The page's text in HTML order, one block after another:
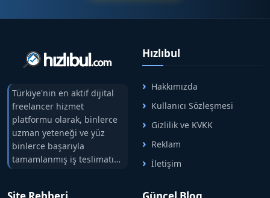
Türkiye'nin en aktif dijital
freelancer hizmet
platformu olarak, binlerce
uzman yeteneği ve yüz
binlerce başarıyla
tamamlanmış iş teslimatını
tek çatıda buluşturuyoruz.
Hızlıbul
Hakkımızda
Kullanıcı Sözleşmesi
Gizlilik ve KVKK
Reklam
İletişim